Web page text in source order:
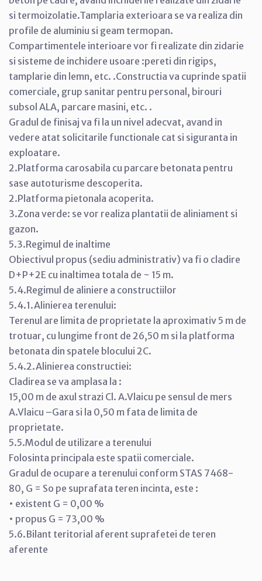
si termoizolatie.Tamplaria exterioara se va realiza din
profile de aluminiu si geam termopan.
Compartimentele interioare vor fi realizate din zidarie
si sisteme de inchidere usoare :pereti din rigips,
tamplarie din lemn, etc. .Constructia va cuprinde spatii
comerciale, grup sanitar pentru personal, birouri
subsol ALA, parcare masini, etc. .
Gradul de finisaj va fi la un nivel adecvat, avand in
vedere atat solicitarile functionale cat si siguranta in
exploatare.
2.Platforma carosabila cu parcare betonata pentru
sase autoturisme descoperita.
2.Platforma pietonala acoperita.
3.Zona verde: se vor realiza plantatii de aliniament si
gazon.
5.3.Regimul de inaltime
Obiectivul propus (sediu administrativ) va fi o cladire
D+P+2E cu inaltimea totala de ~ 15 m.
5.4.Regimul de aliniere a constructiilor
5.4.1.Alinierea terenului:
Terenul are limita de proprietate la aproximativ 5 m de
trotuar, cu lungime front de 26,50 m si la platforma
betonata din spatele blocului 2C.
5.4.2.Alinierea constructiei:
Cladirea se va amplasa la :
15,00 m de axul strazi Cl. A.Vlaicu pe sensul de mers
A.Vlaicu –Gara si la 0,50 m fata de limita de
proprietate.
5.5.Modul de utilizare a terenului
Folosinta principala este spatii comerciale.
Gradul de ocupare a terenului conform STAS 7468-
80, G = So pe suprafata teren incinta, este :
• existent G = 0,00 %
• propus G = 73,00 %
5.6.Bilant teritorial aferent suprafetei de teren
aferente